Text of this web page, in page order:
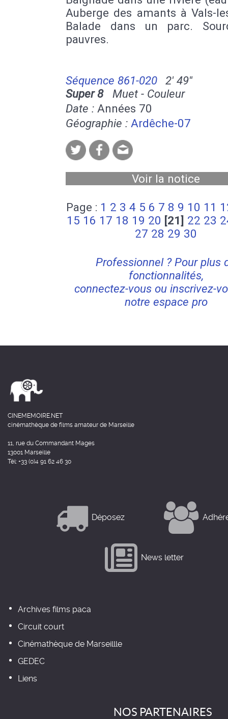
Auberge des amants à Vals-
Balade dans un parc.
pauvres.
Séquence 861-020
2' 49''
Super 8Muet - Couleur
Date : Années 70
Géographie : Ardêche-07
Voir la notice
Page : 1 2 3 4 5 6 7 8 9 10 11
15 16 17 18 19 20 [21] 22 23
27 28 29 30
Professionnel ? Pour plus
fonctionnalités,
connectez-vous ou inscrivez-
notre espace pro
CINEMEMOIRE.NET
cinémathèque de films amateur de Marseille
11, rue du Commandant Mages
13001 Marseille
Tél: +33 (0)4 91 62 46 30
Déposez
News letter
Archives films paca
Circuit court
Cinémathèque de Marseillle
GEDEC
Liens
NOS PARTENAIRES